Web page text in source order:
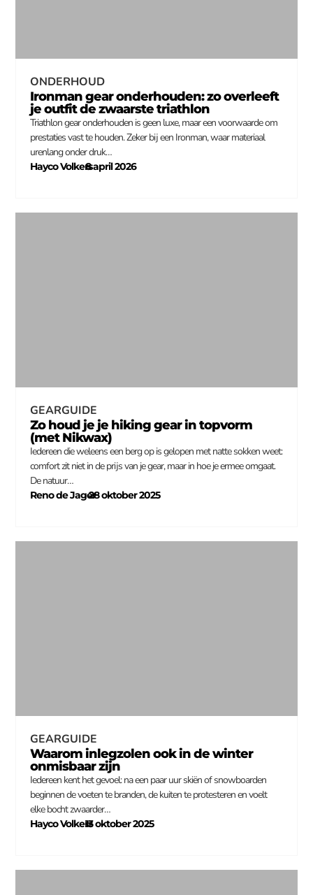
ONDERHOUD
Ironman gear onderhouden: zo overleeft
je outfit de zwaarste triathlon
Triathlon gear onderhouden is geen luxe, maar een voorwaarde om
prestaties vast te houden. Zeker bij een Ironman, waar materiaal
urenlang onder druk…
Hayco Volkers
–
8 april 2026
GEARGUIDE
Zo houd je je hiking gear in topvorm
(met Nikwax)
Iedereen die weleens een berg op is gelopen met natte sokken weet:
comfort zit niet in de prijs van je gear, maar in hoe je ermee omgaat.
De natuur…
Reno de Jager
–
28 oktober 2025
GEARGUIDE
Waarom inlegzolen ook in de winter
onmisbaar zijn
Iedereen kent het gevoel: na een paar uur skiën of snowboarden
beginnen de voeten te branden, de kuiten te protesteren en voelt
elke bocht zwaarder…
Hayco Volkers
–
13 oktober 2025